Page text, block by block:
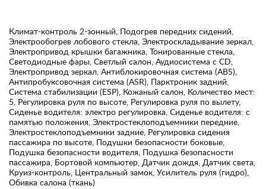
Климат-контроль 2-зонный, Подогрев передних сидений,
Электрообогрев лобового стекла, Электроскладывание зеркал,
Электропривод крышки багажника, Тонированные стекла,
Светодиодные фары, Светлый салон, Аудиосистема с CD,
Электропривод зеркал, Антиблокировочная система (ABS),
Антипробуксовочная система (ASR), Парктроник задний,
Система стабилизации (ESP), Кожаный салон, Количество мест:
5, Регулировка руля по высоте, Регулировка руля по вылету,
Сиденье водителя: электро регулировка, Сиденье водителя: с
памятью положения, Электростеклоподъемники передние,
Электростеклоподъемники задние, Регулировка сидения
пассажира по высоте, Подушки безопасности боковые,
Подушка безопасности водителя, Подушка безопасности
пассажира, Бортовой компьютер, Датчик дождя, Датчик света,
Круиз-контроль, Центральный замок, Усилитель руля (гидро),
Обивка салона (ткань)